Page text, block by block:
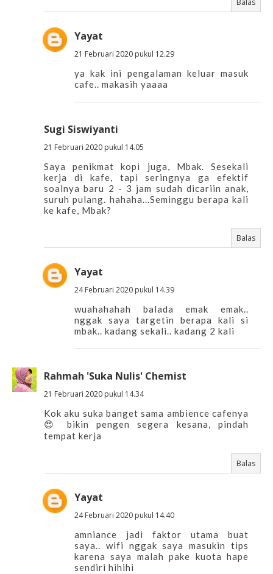
Balas
Yayat
21 Februari 2020 pukul 12.29
ya kak ini pengalaman keluar masuk
cafe.. makasih yaaaa
Sugi Siswiyanti
21 Februari 2020 pukul 14.05
Saya penikmat kopi juga, Mbak. Sesekali
kerja di kafe, tapi seringnya ga efektif
soalnya baru 2 - 3 jam sudah dicariin anak,
suruh pulang. hahaha...Seminggu berapa kali
ke kafe, Mbak?
Balas
Yayat
24 Februari 2020 pukul 14.39
wuahahahah balada emak emak..
nggak saya targetin berapa kali si
mbak.. kadang sekali.. kadang 2 kali
Rahmah 'Suka Nulis' Chemist
21 Februari 2020 pukul 14.34
Kok aku suka banget sama ambience cafenya
😍 bikin pengen segera kesana, pindah
tempat kerja
Balas
Yayat
24 Februari 2020 pukul 14.40
amniance jadi faktor utama buat
saya.. wifi nggak saya masukin tips
karena saya malah pake kuota hape
sendiri hihihi